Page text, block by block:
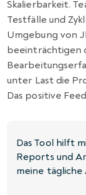
Skalierbarkeit.
Testfälle und
Umgebung von
beeinträchtigen
unter Last die
Das positive
Das Tool hilft
Reports und
meine